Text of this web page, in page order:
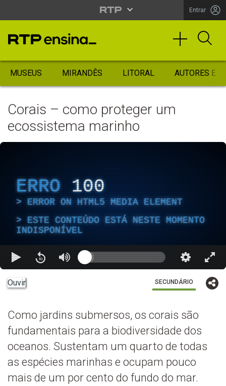
Entrar
MUSEUS MIRANDÊS LITORAL AUTORES
Corais – como proteger um
ecossistema marinho
ERRO 100
ERROR ON HTML5 MEDIA ELEMENT
ESTE CONTEÚDO ESTÁ NESTE MOMENTO
INDISPONÍVEL
Ouvir SECUNDÁRIO
Como jardins submersos, os corais são
fundamentais para a biodiversidade dos
oceanos. Sustentam um quarto de todas
as espécies marinhas e ocupam pouco
mais de um por cento do fundo do mar.